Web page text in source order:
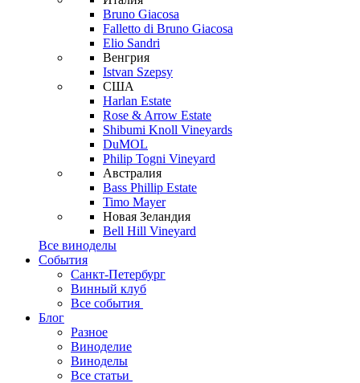
Bruno Giacosa
Falletto di Bruno Giacosa
Elio Sandri
Венгрия
Istvan Szepsy
США
Harlan Estate
Rose & Arrow Estate
Shibumi Knoll Vineyards
DuMOL
Philip Togni Vineyard
Австралия
Bass Phillip Estate
Timo Mayer
Новая Зеландия
Bell Hill Vineyard
Все виноделы
События
Санкт-Петербург
Винный клуб
Все события
Блог
Разное
Виноделие
Виноделы
Все статьи